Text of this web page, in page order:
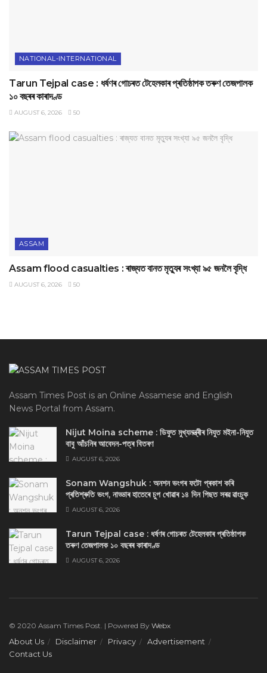
NATIONAL-INTERNATIONAL
Tarun Tejpal case : ধৰ্ষণৰ গোচৰত টেহেলকাৰ প্ৰতিষ্ঠাপক তৰুণ তেজপালক
১০ বছৰৰ কাৰাদণ্ড
AUGUST 6, 2026 50
ASSAM
Assam flood casualties : ৰাজ্যত বানত মৃত্যুৰ সংখ্যা ৯৫ জনলৈ বৃদ্ধি
AUGUST 6, 2026 50
Assam Times Post is an Online Assamese and English
News Portal from Assam.
Nijut Moina scheme : ডিফুত মুখ্যমন্ত্ৰীৰ নিযুত মইনা-নিযুত
বাবু আঁচনিৰ আবেদন-পত্ৰ বিতৰণ
AUGUST 6, 2026
Sonam Wangshuk : অনশন ভংগৰ ফটো প্ৰকাশ কৰি
প্ৰতিশ্ৰুতি ভংগ, নাড্ডাৰ হাতেৰে চুপ খোৱাৰ ১৪ দিন পিছত সৰৱ ৱাংচুক
AUGUST 6, 2026
Tarun Tejpal case : ধৰ্ষণৰ গোচৰত টেহেলকাৰ প্ৰতিষ্ঠাপক
তৰুণ তেজপালক ১০ বছৰৰ কাৰাদণ্ড
AUGUST 6, 2026
© 2020 Assam Times Post. | Powered By Webx
About Us Disclaimer Privacy
Advertisement
Contact Us